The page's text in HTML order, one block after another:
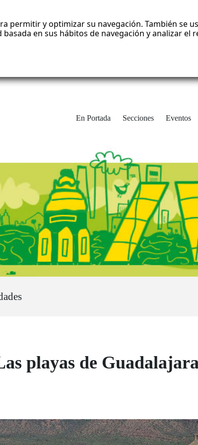
permitir y optimizar su navegación. También se
en sus hábitos de navegación y analizar
En Portada Secciones Eventos
playas de